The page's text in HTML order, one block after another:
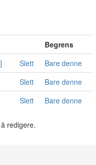
Begrens
Slett
Bare denne
Slett
Bare denne
Slett Bare denne
redigere.